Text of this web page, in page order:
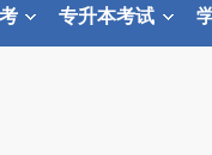
专升本考试